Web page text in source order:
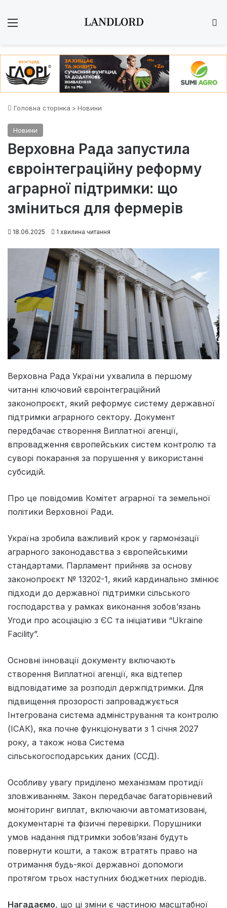
Головна сторінка > Новини
Новини
Верховна Рада запустила
євроінтеграційну реформу
аграрної підтримки: що
зміниться для фермерів
18.06.2025 1 хвилина читання
Верховна Рада України ухвалила в першому
читанні ключовий євроінтеграційний
законопроєкт, який реформує систему державної
підтримки аграрного сектору. Документ
передбачає створення Виплатної агенції,
впровадження європейських систем контролю та
суворі покарання за порушення у використанні
субсидій.
Про це повідомив Комітет аграрної та земельної
політики Верховної Ради.
Україна зробила важливий крок у гармонізації
аграрного законодавства з європейськими
стандартами. Парламент прийняв за основу
законопроєкт № 13202-1, який кардинально змінює
підходи до державної підтримки сільського
господарства у рамках виконання зобов’язань
Угоди про асоціацію з ЄС та ініціативи “Ukraine
Facility”.
Основні інновації документу включають
створення Виплатної агенції, яка відтепер
відповідатиме за розподіл держпідтримки. Для
підвищення прозорості запроваджується
Інтегрована система адміністрування та контролю
(ІСАК), яка почне функціонувати з 1 січня 2027
року, а також нова Система
сільськогосподарських даних (ССД).
Особливу увагу приділено механізмам протидії
зловживанням. Закон передбачає багаторівневий
моніторинг виплат, включаючи автоматизовані,
документарні та фізичні перевірки. Порушники
умов надання підтримки зобов’язані будуть
повернути кошти, а також втратять право на
отримання будь-якої державної допомоги
протягом трьох наступних бюджетних періодів.
Нагадаємо, що ці зміни є частиною масштабної